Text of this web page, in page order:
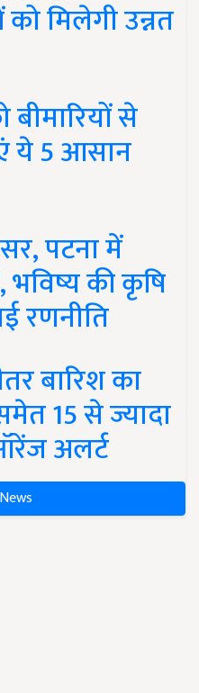
मिलेगी उन्नत
से
ये 5 आसान
पटना में
भविष्य की कृषि
रणनीति
बारिश का
15 से ज्यादा
अलर्ट